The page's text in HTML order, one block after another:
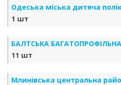
Одеська міська дитяча
1 шт
БАЛТСЬКА
11 шт
Млинівська центральна